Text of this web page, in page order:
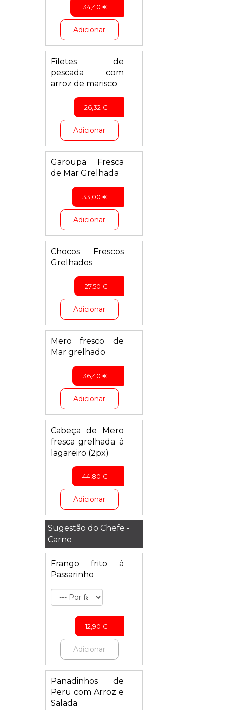
134,40 €
Adicionar
Filetes de
pescada com
arroz de marisco
26,32 €
Adicionar
Garoupa Fresca
de Mar Grelhada
33,00 €
Adicionar
Chocos Frescos
Grelhados
27,50 €
Adicionar
Mero fresco de
Mar grelhado
36,40 €
Adicionar
Cabeça de Mero
fresca grelhada à
lagareiro (2px)
44,80 €
Adicionar
Sugestão do Chefe -
Carne
Frango frito à
Passarinho
12,90 €
Adicionar
Panadinhos de
Peru com Arroz e
Salada